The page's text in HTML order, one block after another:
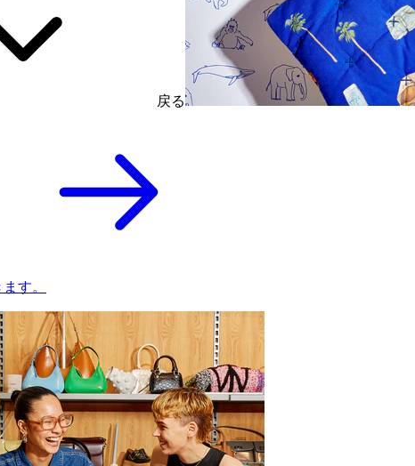
戻る
す。